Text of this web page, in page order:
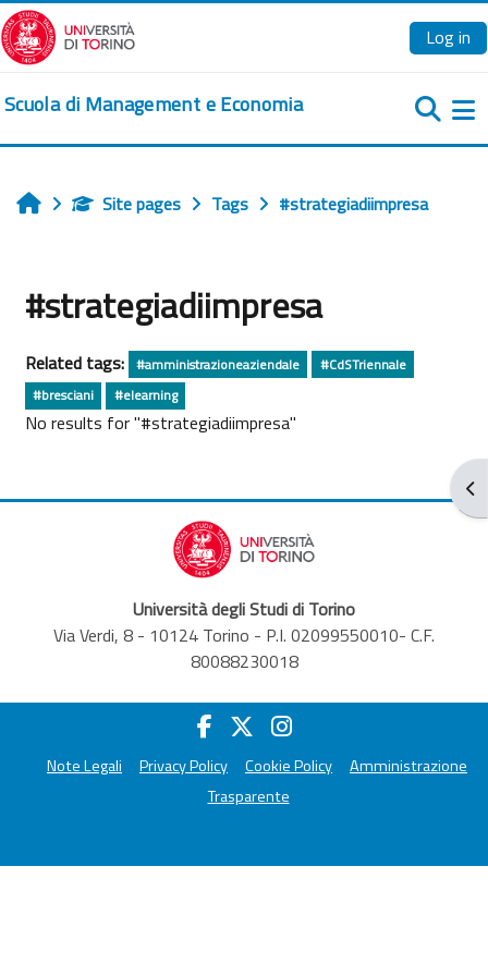
Skip to main content
Log in
Scuola di Management e Economia
HomeSite pages Tags #strategiadiimpresa
#strategiadiimpresa
Related tags: #amministrazioneaziendale
#CdSTriennale
#bresciani
#elearning
No results for "#strategiadiimpresa"
Università degli Studi di Torino
Via Verdi, 8 - 10124 Torino - P.I. 02099550010- C.F.
80088230018
Note Legali Privacy Policy Cookie Policy
Amministrazione
Trasparente